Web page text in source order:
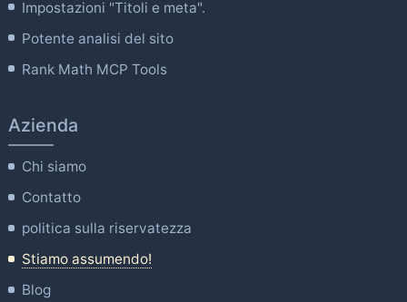
Impostazioni "Titoli e meta".
Potente analisi del sito
Rank Math MCP Tools
Azienda
Chi siamo
Contatto
politica sulla riservatezza
Stiamo assumendo!
Blog